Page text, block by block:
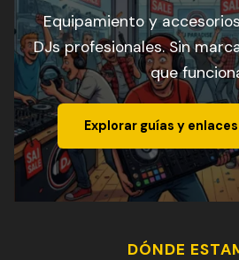
Equipamiento y
DJs profesionales. Sin
que
Explorar guías y
DÓNDE